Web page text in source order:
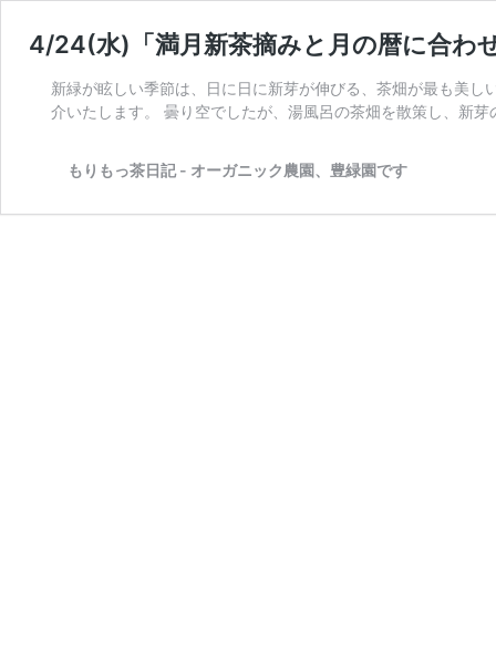
4/24(水)「満月新茶摘みと月の暦に合わ
新緑が眩しい季節は、日に日に新芽が伸びる、茶畑が最も美
介いたします。 曇り空でしたが、湯風呂の茶畑を散策し、新
もりもっ茶日記 - オーガニック農園、豊緑園です